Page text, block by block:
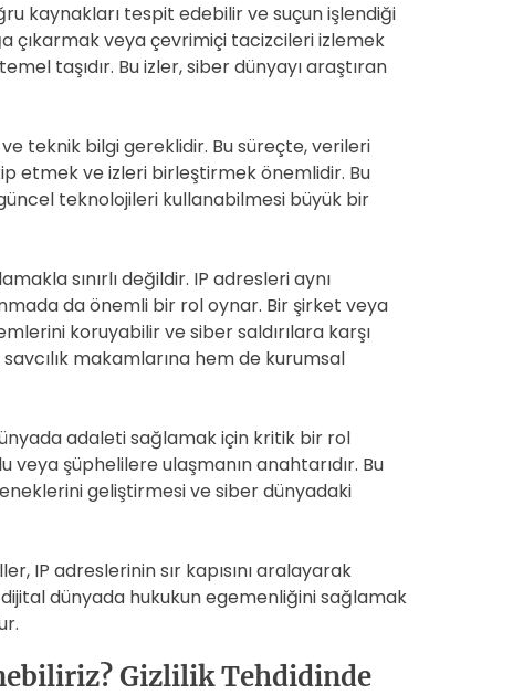
kaynakları tespit edebilir ve suçun işlendiği
çıkarmak veya çevrimiçi tacizcileri izlemek
taşıdır. Bu izler, siber dünyayı araştıran
teknik bilgi gereklidir. Bu süreçte, verileri
etmek ve izleri birleştirmek önemlidir. Bu
teknolojileri kullanabilmesi büyük bir
sınırlı değildir. IP adresleri aynı
da önemli bir rol oynar. Bir şirket veya
koruyabilir ve siber saldırılara karşı
makamlarına hem de kurumsal
adaleti sağlamak için kritik bir rol
veya şüphelilere ulaşmanın anahtarıdır. Bu
geliştirmesi ve siber dünyadaki
IP adreslerinin sır kapısını aralayarak
dünyada hukukun egemenliğini sağlamak
Gizlilik Tehdidinde